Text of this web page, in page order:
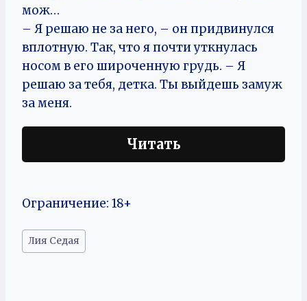
мож…
– Я решаю не за него, – он придвинулся
вплотную. Так, что я почти уткнулась
носом в его широченную грудь. – Я
решаю за тебя, детка. Ты выйдешь замуж
за меня.
Читать
Ограничение: 18+
Метки
записи:
Лия Седая